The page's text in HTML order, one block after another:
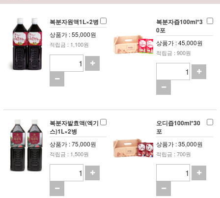
복분자원액1L×2병
상품가 : 55,000원
적립금 : 1,100원
복분자즙100ml*3
0포
상품가 : 45,000원
적립금 : 900원
복분자발효액(엑기
스)1L×2병
상품가 : 75,000원
적립금 : 1,500원
오디즙100ml*30
포
상품가 : 35,000원
적립금 : 700원